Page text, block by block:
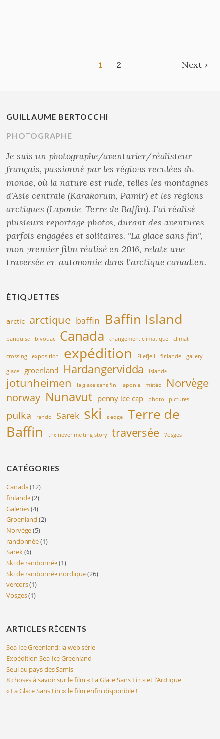
1 2 Next ›
GUILLAUME BERTOCCHI
PHOTOGRAPHE
Je suis un photographe/aventurier/réalisteur
français, passionné par les régions reculées du
monde, où la nature est rude, telles les montagnes
d’Asie centrale (Karakorum, Pamir) et les régions
arctiques (Laponie, Terre de Baffin). J'ai réalisé
plusieurs reportage photos, durant des aventures
parfois engagées et solitaires. "La glace sans fin",
mon premier film réalisé en 2016, relate une
traversée en autonomie dans l'arctique canadien.
ÉTIQUETTES
arctic arctique baffin Baffin Island
banquise bivouac Canada changement climatique climat
crossing exposition expédition Filefjell finlande gallery
glace groenland Hardangervidda islande
jotunheimen la glace sans fin laponie météo Norvège
norway Nunavut penny ice cap photo pictures
pulka rando Sarek ski sledge
Terre de
Baffin
the never melting story traversée Vosges
CATÉGORIES
Canada(12)
finlande(2)
Galeries(4)
Groenland (2)
Norvège(5)
randonnée(1)
Sarek(6)
Ski de randonnée(1)
Ski de randonnée nordique(26)
vercors(1)
Vosges(1)
ARTICLES RÉCENTS
Sea Ice Greenland: la web série
Expédition Sea-Ice Greenland
Seul au pays des Samis
8 choses à savoir sur le film « La Glace Sans Fin » et l’Arctique
« La Glace Sans Fin »: le film enfin disponible !